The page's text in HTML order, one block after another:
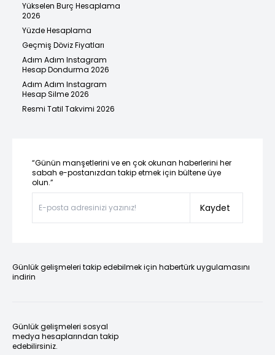
Yükselen Burç Hesaplama
2026
Yüzde Hesaplama
Geçmiş Döviz Fiyatları
Adım Adım Instagram
Hesap Dondurma 2026
Adım Adım Instagram
Hesap Silme 2026
Resmi Tatil Takvimi 2026
“Günün manşetlerini ve en çok okunan haberlerini her
sabah e-postanızdan takip etmek için bültene üye
olun.”
Kaydet
Günlük gelişmeleri takip edebilmek için habertürk uygulamasını
indirin
Günlük gelişmeleri sosyal
medya hesaplarından takip
edebilirsiniz.